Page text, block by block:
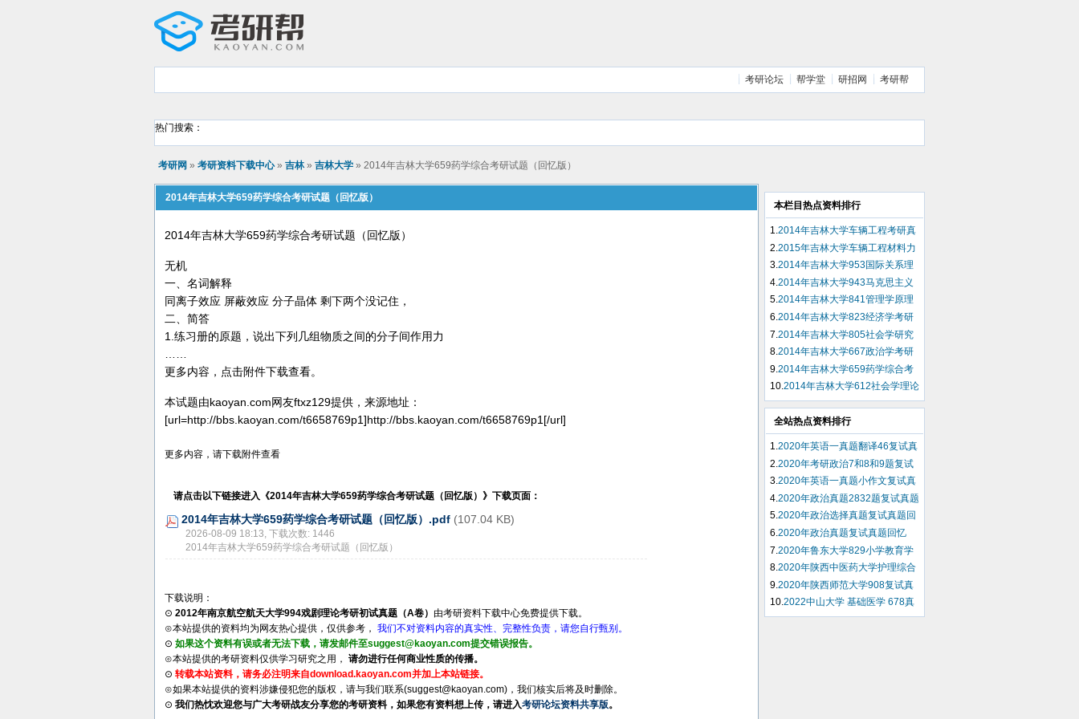
考研论坛 帮学堂 研招网 考研帮
热门搜索：
考研网 » 考研资料下载中心» 吉林» 吉林大学 » 2014年吉林大学659药学综合考研试题（回忆版）
2014年吉林大学659药学综合考研试题（回忆版）
2014年吉林大学659药学综合考研试题（回忆版）
无机
一、名词解释
同离子效应 屏蔽效应 分子晶体 剩下两个没记住，
二、简答
1.练习册的原题，说出下列几组物质之间的分子间作用力
更多内容，点击附件下载查看。
本试题由kaoyan.com网友ftxz129提供，来源地址：
[url=http://bbs.kaoyan.com/t6658769p1]http://bbs.kaoyan.com/t6658769p1[/url]
更多内容，请下载附件查看
请点击以下链接进入《2014年吉林大学659药学综合考研试题（回忆版） 》下载页面：
2014年吉林大学659药学综合考研试题（回忆版）.pdf (107.04 KB)
2026-08-09 18:13, 下载次数: 1446
2014年吉林大学659药学综合考研试题（回忆版）
下载说明：
⊙ 2012年南京航空航天大学994戏剧理论考研初试真题（A卷） 由考研资料下载中心免费提供下载。
⊙本站提供的资料均为网友热心提供，仅供参考， 我们不对资料内容的真实性、完整性负责，请您自行甄别。
⊙ 如果这个资料有误或者无法下载，请发邮件至suggest@kaoyan.com提交错误报告。
⊙本站提供的考研资料仅供学习研究之用， 请勿进行任何商业性质的传播。
⊙ 转载本站资料，请务必注明来自download.kaoyan.com并加上本站链接。
⊙如果本站提供的资料涉嫌侵犯您的版权，请与我们联系(suggest@kaoyan.com)，我们核实后将及时删除。
⊙ 我们热忱欢迎您与广大考研战友分享您的考研资料，如果您有资料想上传，请进入考研论坛资料共享版。
本栏目热点资料排行
1.2014年吉林大学车辆工程考研真
题（回忆版）
2. 2015年吉林大学车辆工程材料力
学复习题
3.2014年吉林大学953国际关系理
论考研试题（回忆版）
4. 2014年吉林大学943马克思主义
基本原理考研试题（回忆版）
5.2014年吉林大学841管理学原理
考研试题（回忆版）
6.2014年吉林大学823经济学考研
试题（回忆版）
7. 2014年吉林大学805社会学研究
方法考研试题（回忆版）
8.2014年吉林大学667政治学考研
试题（回忆版）
9. 2014年吉林大学659药学综合考
研试题（回忆版）
10.2014年吉林大学612社会学理论
考研试题（回忆版）
全站热点资料排行
1.2020年英语一真题翻译46复试真
题回忆
2. 2020年考研政治7和8和9题复试
真题回忆
3.2020年英语一真题小作文复试真
题回忆
4. 2020年政治真题2832题复试真题
回忆
5.2020年政治选择真题复试真题回
忆
6.2020年政治真题复试真题回忆
7. 2020年鲁东大学829小学教育学
复试真题回忆
8.2020年陕西中医药大学护理综合
308复试真题回忆
9. 2020年陕西师范大学908复试真
题回忆
10.2022中山大学 基础医学 678真
题回忆